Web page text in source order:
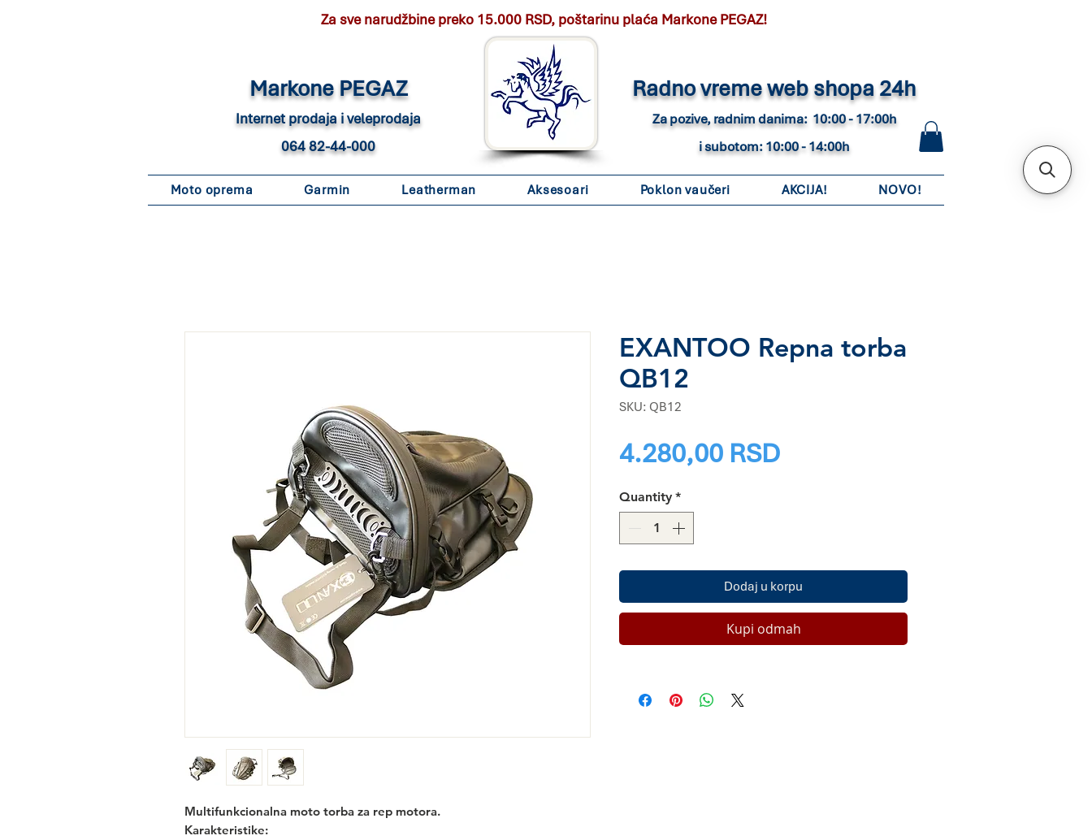
Za sve narudžbine preko 15.000 RSD, poštarinu plaća Markone PEGAZ!
Markone PEGAZ
Internet prodaja i veleprodaja
064 82-44-000
Radno vreme web shopa 24h
Za pozive, radnim danima: 10:00 - 17:00h
i subotom: 10:00 - 14:00h
Moto oprema Garmin Leatherman Aksesoari Poklon vaučeri AKCIJA! NOVO!
Multifunkcionalna moto torba za rep motora.
Karakteristike:
EXANTOO Repna torba
QB12
SKU: QB12
4.280,00 RSDPrice
Quantity *
Dodaj u korpu
Kupi odmah